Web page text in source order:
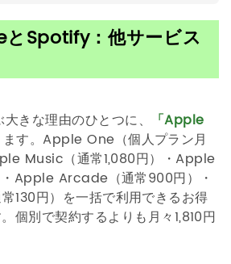
Spotify：他サービス
きな理由のひとつに、
「Apple
す。Apple One（個人プラン月
Music（通常1,080円）・Apple
Apple Arcade（通常900円）・
130円）を一括で利用できるお得
個別で契約するよりも月々1,810円